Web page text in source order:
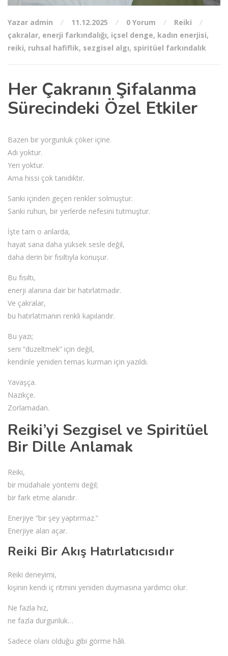
Yazar admin 11.12.2025 0 Yorum
Reiki
çakralar, enerji farkındalığı, içsel denge, kadın enerjisi,
reiki, ruhsal hafiflik, sezgisel algı, spiritüel farkındalık
Her Çakranın Şifalanma
Sürecindeki Özel Etkiler
Bazen bir yorgunluk çöker içine.
Adı yoktur.
Yeri yoktur.
Ama hissi çok tanıdıktır.
Sanki içinden geçen renkler solmuştur.
Sanki ruhun, bir yerlerde nefesini tutmuştur.
İşte tam o anlarda,
hayat sana daha yüksek sesle değil,
daha derin bir fısıltıyla konuşur.
Bu fısıltı,
enerji alanına dair bir hatırlatmadır.
Ve çakralar,
bu hatırlatmanın renkli kapılarıdır.
Bu yazı;
seni “düzeltmek” için değil,
kendinle yeniden temas kurman için yazıldı.
Yavaşça.
Nazikçe.
Zorlamadan.
Reiki’yi Sezgisel ve Spiritüel
Bir Dille Anlamak
Reiki,
bir müdahale yöntemi değil;
bir fark etme alanıdır.
Enerjiye “bir şey yaptırmaz.”
Enerjiye alan açar.
Reiki Bir Akış Hatırlatıcısıdır
Reiki deneyimi,
kişinin kendi iç ritmini yeniden duymasına yardımcı olur.
Ne fazla hız,
ne fazla durgunluk…
Sadece olanı olduğu gibi görme hâli.